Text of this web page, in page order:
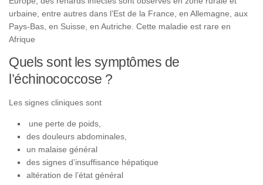
urbaine, entre autres dans l’Est de la France, en Allemagne, aux
Pays-Bas, en Suisse, en Autriche. Cette maladie est rare en
Afrique
Quels sont les symptômes de
l’échinococcose ?
Les signes cliniques sont
une perte de poids,
des douleurs abdominales,
un malaise général
des signes d’insuffisance hépatique
altération de l’état général